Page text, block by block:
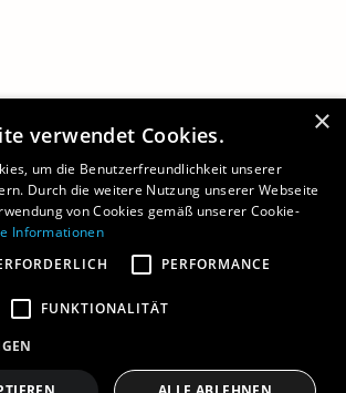
×
verwendet Cookies.
um die Benutzerfreundlichkeit unserer
Durch die weitere Nutzung unserer Webseite
von Cookies gemäß unserer Cookie-
Informationen
PERFORMANCE
FUNKTIONALITÄT